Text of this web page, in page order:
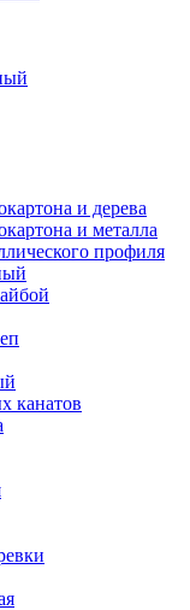
и дерева
и металла
профиля
канатов